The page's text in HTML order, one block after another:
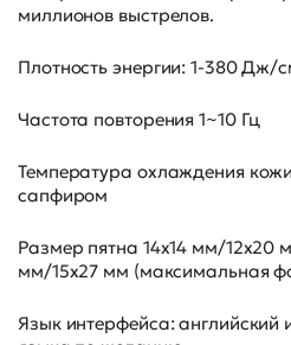
миллионов выстрелов.
Плотность энергии: 1-380 Дж/
Частота повторения 1~10 Гц
Температура охлаждения
сапфиром
Размер пятна 14x14 мм/12x20
мм/15x27 мм (максимальная
Язык интерфейса: английский